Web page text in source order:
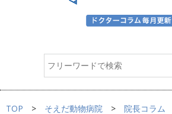
TOP そえだ動物病院 院長コラム